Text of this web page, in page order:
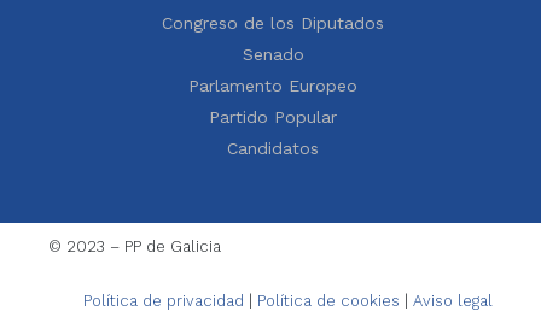
Congreso de los Diputados
Senado
Parlamento Europeo
Partido Popular
Candidatos
© 2023 – PP de Galicia
Política de privacidad Política de cookies Aviso legal